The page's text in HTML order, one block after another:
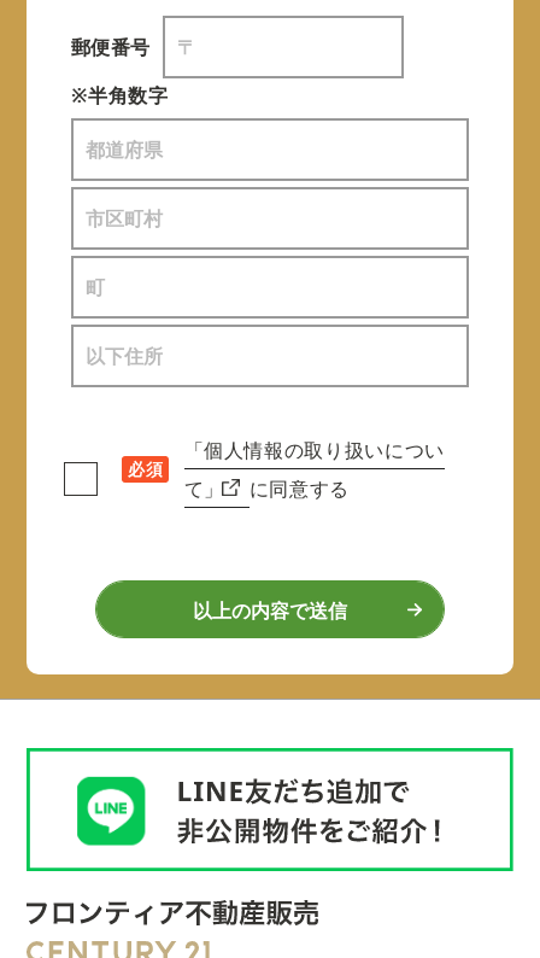
郵便番号
※半角数字
必須
「個人情報の取り扱いについ
て」
に同意する
以上の内容で送信